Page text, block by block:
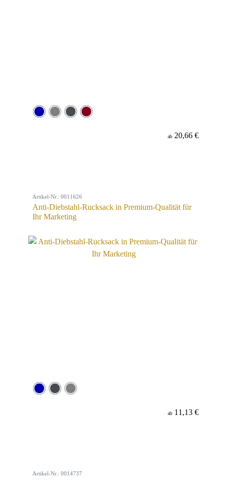
ab 20,66 €
Artikel-Nr.: 0011626
Anti-Diebstahl-Rucksack in Premium-Qualität für
Ihr Marketing
ab 11,13 €
Artikel-Nr.: 0014737